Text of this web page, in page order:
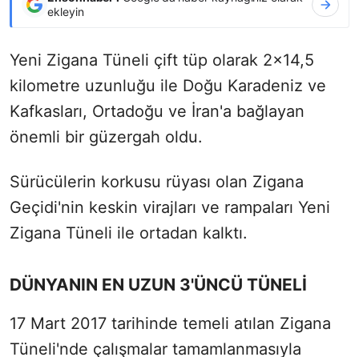
ekleyin
Yeni Zigana Tüneli çift tüp olarak 2x14,5
kilometre uzunluğu ile Doğu Karadeniz ve
Kafkasları, Ortadoğu ve İran'a bağlayan
önemli bir güzergah oldu.
Sürücülerin korkusu rüyası olan Zigana
Geçidi'nin keskin virajları ve rampaları Yeni
Zigana Tüneli ile ortadan kalktı.
DÜNYANIN EN UZUN 3'ÜNCÜ TÜNELİ
17 Mart 2017 tarihinde temeli atılan Zigana
Tüneli'nde çalışmalar tamamlanmasıyla